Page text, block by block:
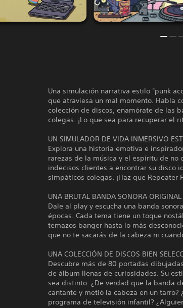
Una simulación narrativa estilo "punk
que atraviesa un mal momento. Habla
colección de discos, enamórate de las
colegas. ¡Lo que sea para recuperar el
UN SIMULADOR DE VIDA INMERSIVO
Explora una historia emotiva e
rarezas de la música y el espíritu de no
indecisos clientes a encontrar su disco
simpáticos colegas. ¡Haz que Repeater
UNA BRUTAL BANDA SONORA ORIGINAL
Dale al play y escucha una banda
épocas. Cada tema tiene un toque
temazos banger hasta lo más
que no te sacarás de la cabeza ni
UNA COLECCIÓN DE DISCOS BIEN
Descubre más de 80 portadas
de álbum llenas de curiosidades. Su
sea distinto. ¿De verdad que la banda
cantante y metió la cabeza en un tarro?
programa de televisión infantil?